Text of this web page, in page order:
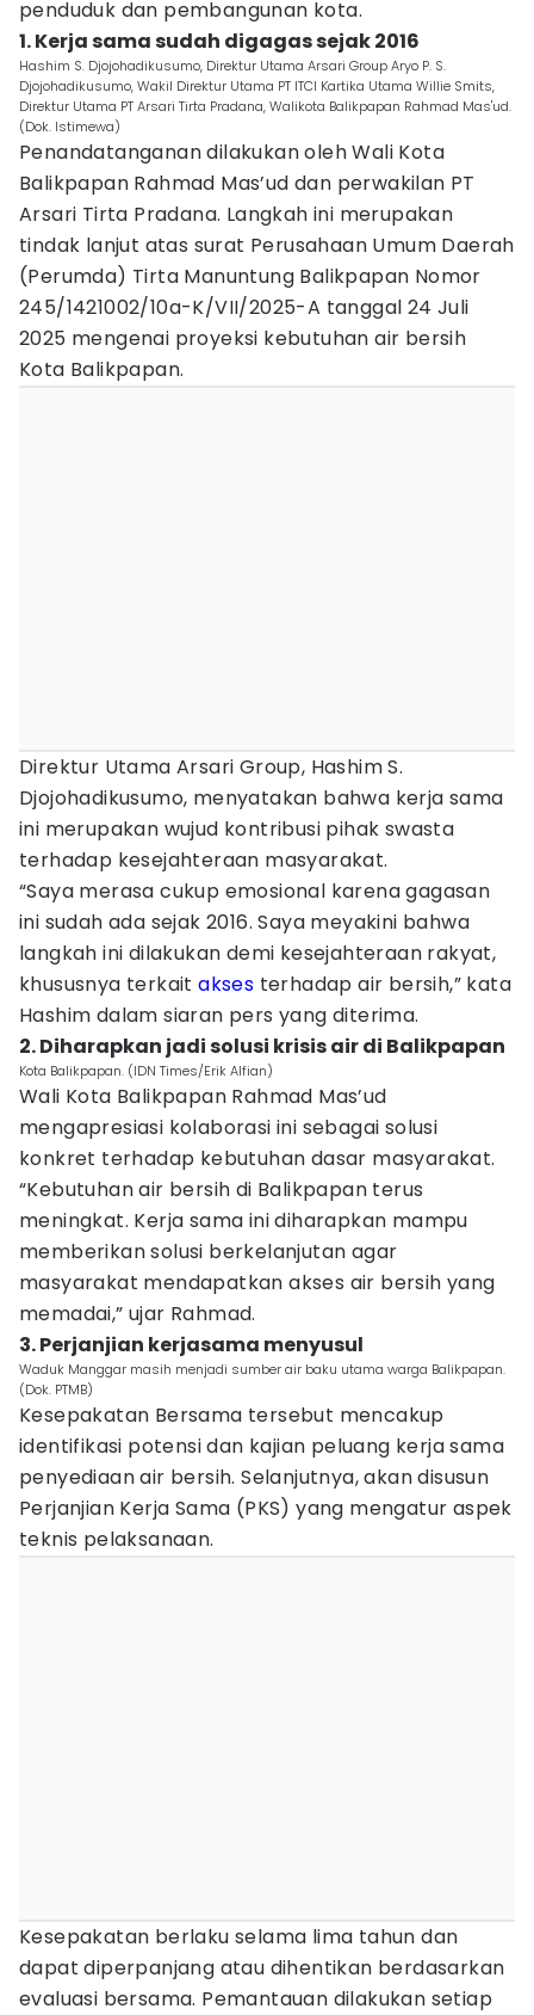
penduduk dan pembangunan kota.
1. Kerja sama sudah digagas sejak 2016
Hashim S. Djojohadikusumo, Direktur Utama Arsari Group Aryo P. S.
Djojohadikusumo, Wakil Direktur Utama PT ITCI Kartika Utama Willie Smits,
Direktur Utama PT Arsari Tirta Pradana, Walikota Balikpapan Rahmad Mas'ud.
(Dok. Istimewa)
Penandatanganan dilakukan oleh Wali Kota
Balikpapan Rahmad Mas’ud dan perwakilan PT
Arsari Tirta Pradana. Langkah ini merupakan
tindak lanjut atas surat Perusahaan Umum Daerah
(Perumda) Tirta Manuntung Balikpapan Nomor
245/1421002/10a-K/VII/2025-A tanggal 24 Juli
2025 mengenai proyeksi kebutuhan air bersih
Kota Balikpapan.
Direktur Utama Arsari Group, Hashim S.
Djojohadikusumo, menyatakan bahwa kerja sama
ini merupakan wujud kontribusi pihak swasta
terhadap kesejahteraan masyarakat.
“Saya merasa cukup emosional karena gagasan
ini sudah ada sejak 2016. Saya meyakini bahwa
langkah ini dilakukan demi kesejahteraan rakyat,
khususnya terkaitakses terhadap air bersih,” kata
Hashim dalam siaran pers yang diterima.
2. Diharapkan jadi solusi krisis air di Balikpapan
Kota Balikpapan. (IDN Times/Erik Alfian)
Wali Kota Balikpapan Rahmad Mas’ud
mengapresiasi kolaborasi ini sebagai solusi
konkret terhadap kebutuhan dasar masyarakat.
“Kebutuhan air bersih di Balikpapan terus
meningkat. Kerja sama ini diharapkan mampu
memberikan solusi berkelanjutan agar
masyarakat mendapatkan akses air bersih yang
memadai,” ujar Rahmad.
3. Perjanjian kerjasama menyusul
Waduk Manggar masih menjadi sumber air baku utama warga Balikpapan.
(Dok. PTMB)
Kesepakatan Bersama tersebut mencakup
identifikasi potensi dan kajian peluang kerja sama
penyediaan air bersih. Selanjutnya, akan disusun
Perjanjian Kerja Sama (PKS) yang mengatur aspek
teknis pelaksanaan.
Kesepakatan berlaku selama lima tahun dan
dapat diperpanjang atau dihentikan berdasarkan
evaluasi bersama. Pemantauan dilakukan setiap